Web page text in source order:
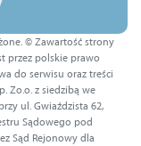
© Zawartość strony
przez polskie prawo
do serwisu oraz treści
Zo.o. z siedzibą we
ul. Gwiaździsta 62,
Sądowego pod
Sąd Rejonowy dla